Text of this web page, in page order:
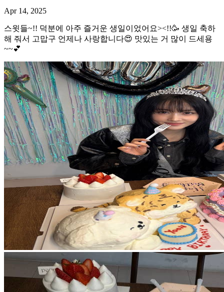
Apr 14, 2025
스윗들~!! 덕분에 아주 즐거운 생일이었어요><!!🥳 생일 축하
해 줘서 고맙구 언제나 사랑합니다😍 맛있는 거 많이 드세용
~~💕